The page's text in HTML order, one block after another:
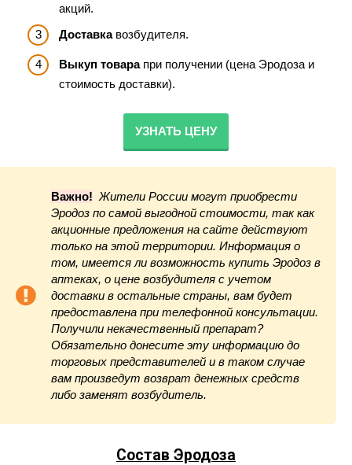
акций.
Доставкавозбудителя.
Выкуп товарапри получении (цена Эродоза и
стоимость доставки).
УЗНАТЬ ЦЕНУ
Важно! Жители России могут приобрести
Эродоз по самой выгодной стоимости, так как
акционные предложения на сайте действуют
только на этой территории. Информация о
том, имеется ли возможность купить Эродоз в
аптеках, о цене возбудителя с учетом
доставки в остальные страны, вам будет
предоставлена при телефонной консультации.
Получили некачественный препарат?
Обязательно донесите эту информацию до
торговых представителей и в таком случае
вам произведут возврат денежных средств
либо заменят возбудитель.
Состав Эродоза